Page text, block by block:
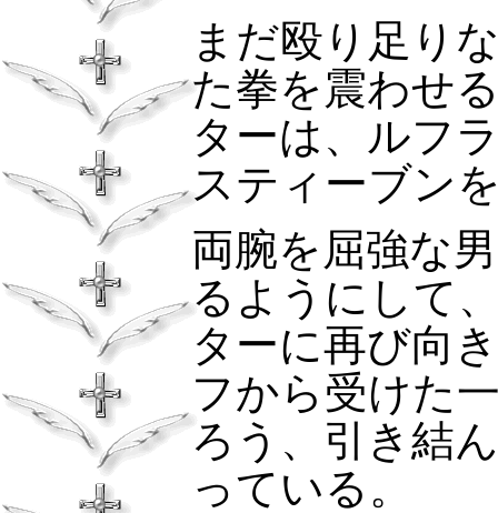
まだ殴り足り
た拳を震わせ
ターは、ルフ
スティーブン
両腕を屈強な
るようにして
ターに再び向
フから受けた
ろう、引き結
っている。